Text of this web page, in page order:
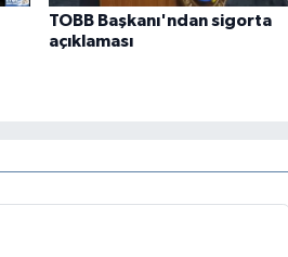
TOBB Başkanı'ndan sigorta
açıklaması